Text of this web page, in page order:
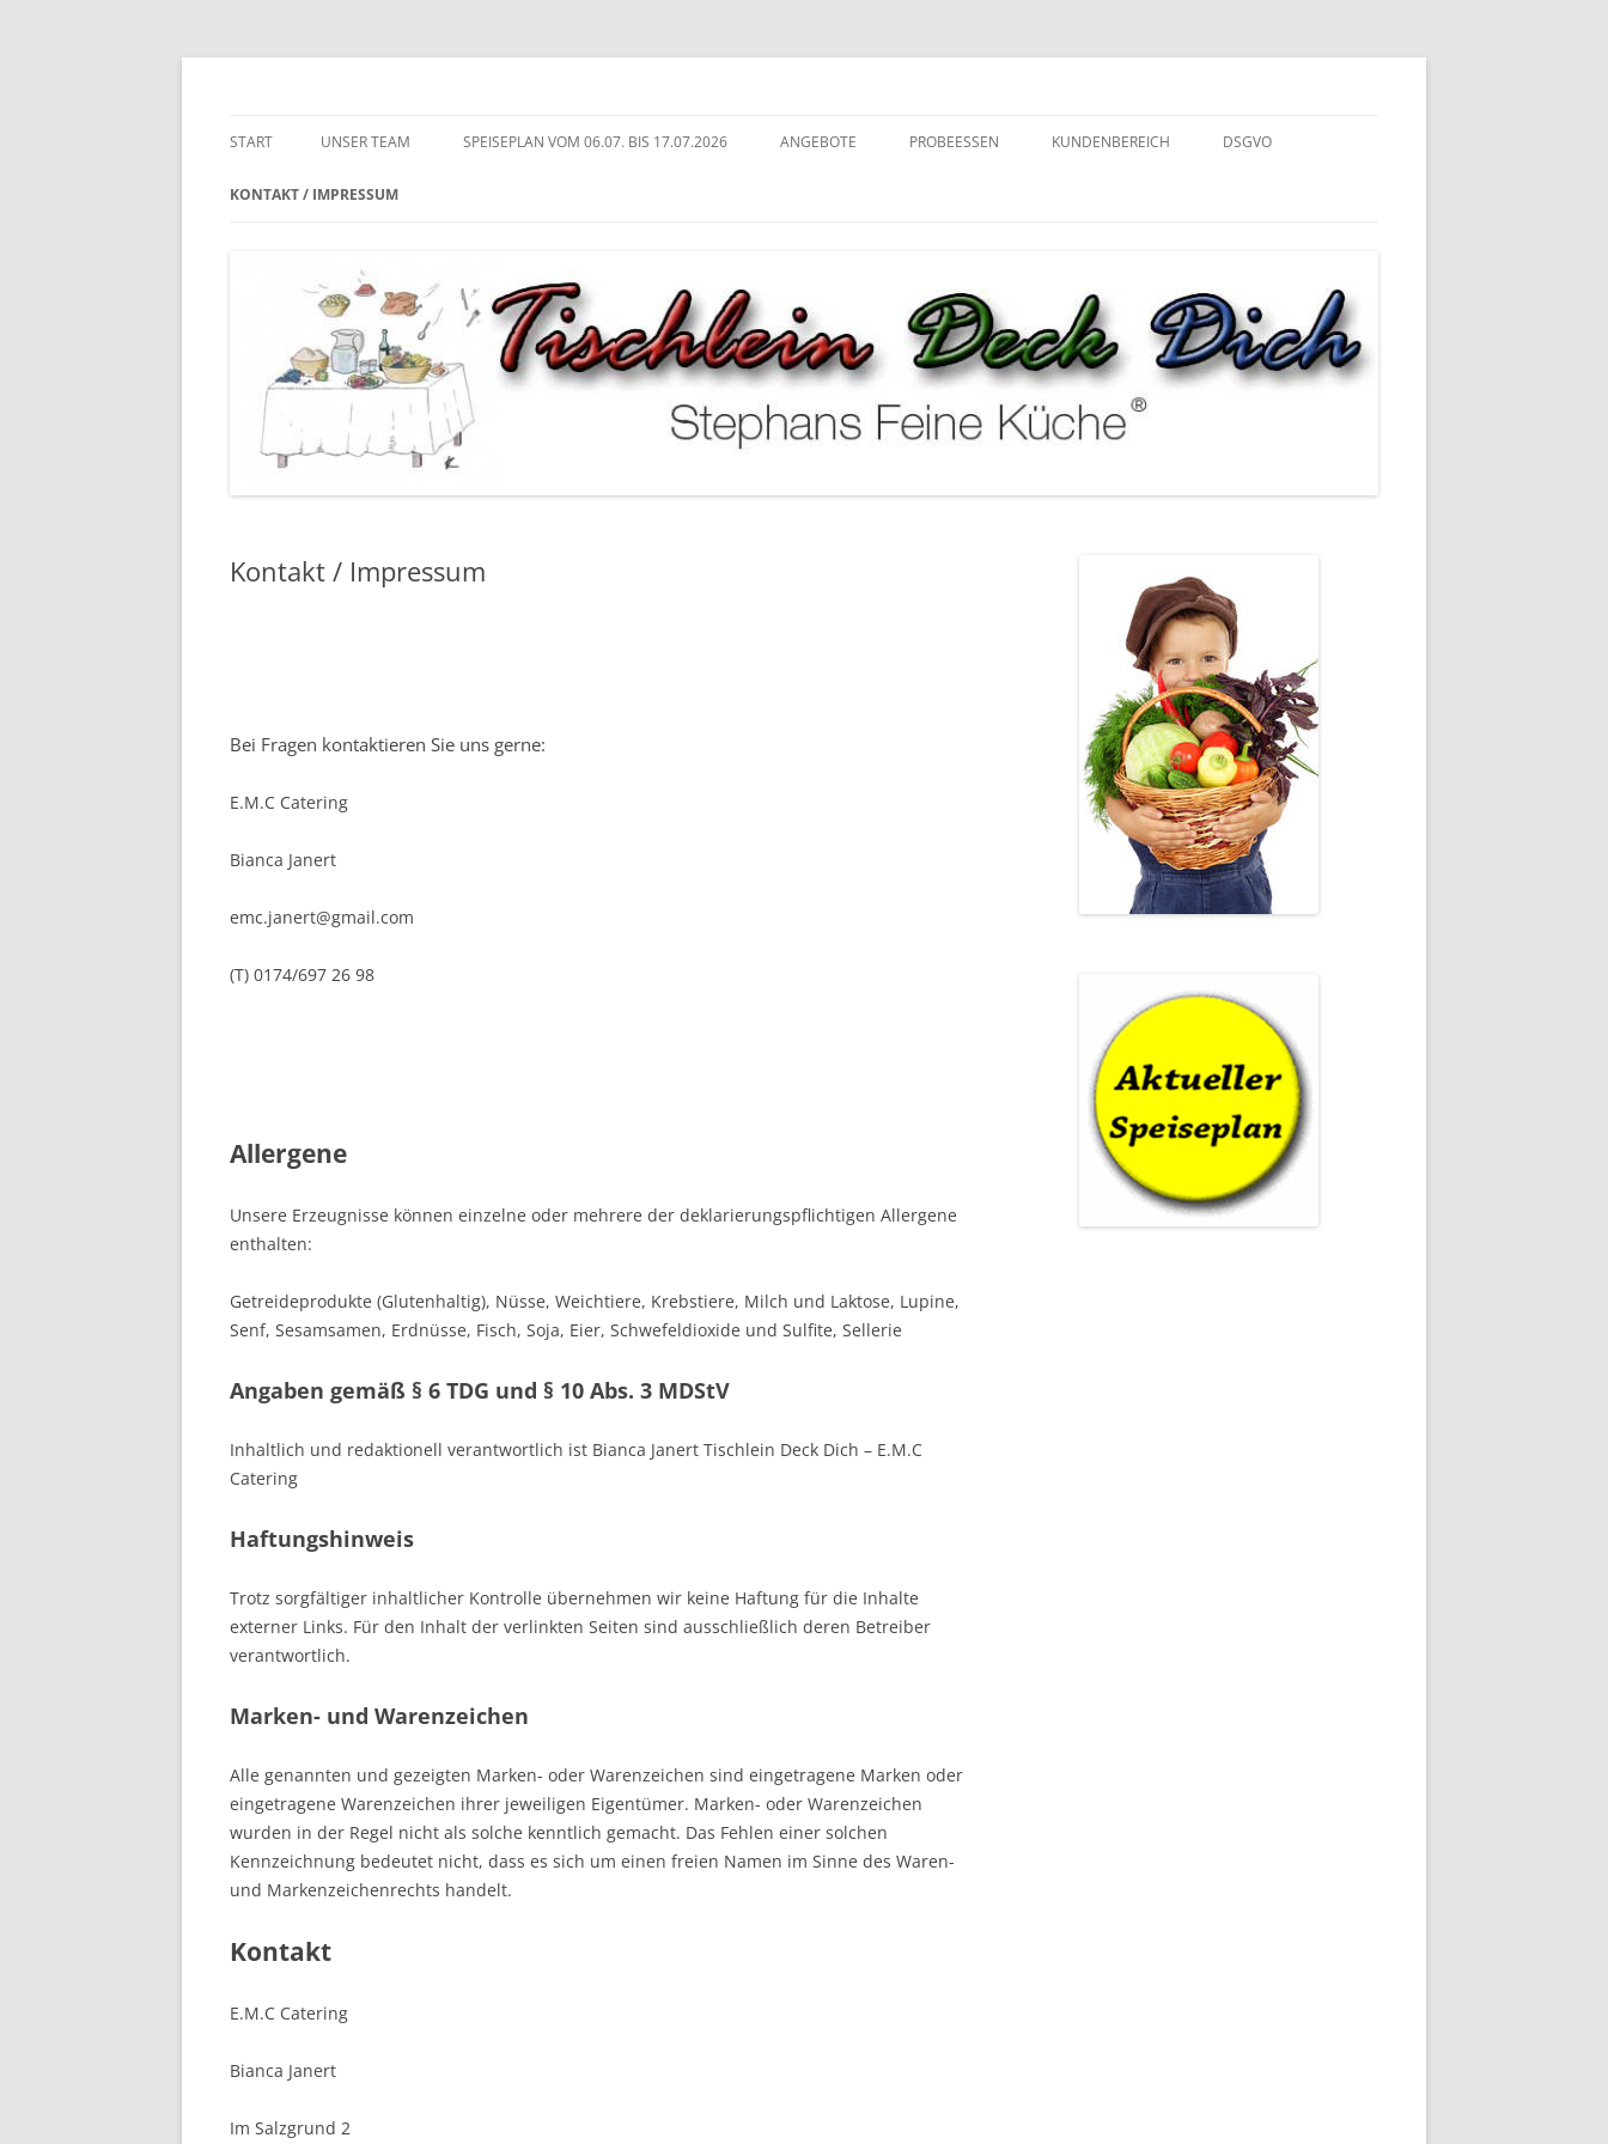
Zum
START UNSER TEAM SPEISEPLAN VOM 06.07. BIS 17.07.2026 ANGEBOTE PROBEESSEN KUNDENBEREICH DSGVO
KONTAKT / IMPRESSUM
Kontakt / Impressum
Bei Fragen kontaktieren Sie uns gerne:
E.M.C Catering
Bianca Janert
emc.janert@gmail.com
(T) 0174/697 26 98
Allergene
Unsere Erzeugnisse können einzelne oder mehrere der deklarierungspflichtigen Allergene
enthalten:
Getreideprodukte (Glutenhaltig), Nüsse, Weichtiere, Krebstiere, Milch und Laktose, Lupine,
Senf, Sesamsamen, Erdnüsse, Fisch, Soja, Eier, Schwefeldioxide und Sulfite, Sellerie
Angaben gemäß § 6 TDG und § 10 Abs. 3 MDStV
Inhaltlich und redaktionell verantwortlich ist Bianca Janert Tischlein Deck Dich – E.M.C
Catering
Haftungshinweis
Trotz sorgfältiger inhaltlicher Kontrolle übernehmen wir keine Haftung für die Inhalte
externer Links. Für den Inhalt der verlinkten Seiten sind ausschließlich deren Betreiber
verantwortlich.
Marken- und Warenzeichen
Alle genannten und gezeigten Marken- oder Warenzeichen sind eingetragene Marken oder
eingetragene Warenzeichen ihrer jeweiligen Eigentümer. Marken- oder Warenzeichen
wurden in der Regel nicht als solche kenntlich gemacht. Das Fehlen einer solchen
Kennzeichnung bedeutet nicht, dass es sich um einen freien Namen im Sinne des Waren-
und Markenzeichenrechts handelt.
Kontakt
E.M.C Catering
Bianca Janert
Im Salzgrund 2